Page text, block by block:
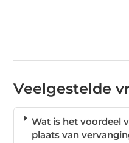
Veelgestelde
Wat is het voordeel
plaats van